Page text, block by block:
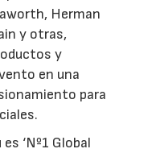
Herman
y otras,
y
en una
para
‘Nº1 Global